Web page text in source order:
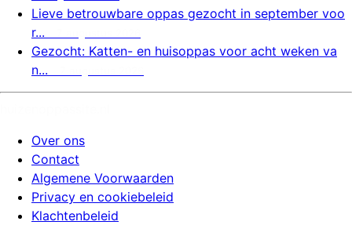
Lieve betrouwbare oppas gezocht in september voo
r...
Gezocht: Katten- en huisoppas voor acht weken va
n...
Over ons
Contact
Algemene Voorwaarden
Privacy en cookiebeleid
Klachtenbeleid